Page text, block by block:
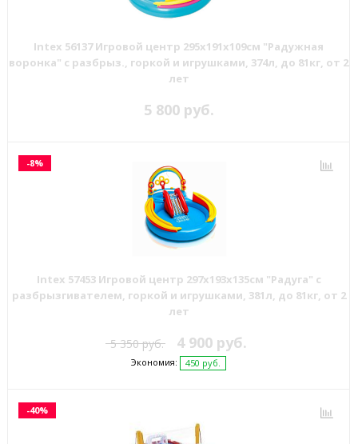
Intex 56137 Игровой центр 295x191x109см "Радужная
воронка" с разбрыз., горкой и игрушками, 374л, до 81кг, от 2
лет
5 800 руб.
-8%
Intex 57453 Игровой центр 297х193х135см "Радуга" с
разбрызгивателем, горкой и игрушками, 381л, до 81кг, от 2
лет
5 350 руб. 4 900 руб.
Экономия: 450 руб.
-40%